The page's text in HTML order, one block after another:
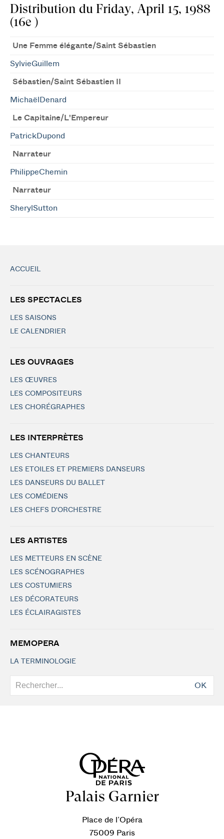
Distribution du Friday, April 15, 1988
(16e )
Une Femme élégante/Saint Sébastien
SylvieGuillem
Sébastien/Saint Sébastien II
MichaëlDenard
Le Capitaine/L'Empereur
PatrickDupond
Narrateur
PhilippeChemin
Narrateur
SherylSutton
ACCUEIL
LES SPECTACLES
LES SAISONS
LE CALENDRIER
LES OUVRAGES
LES ŒUVRES
LES COMPOSITEURS
LES CHORÉGRAPHES
LES INTERPRÈTES
LES CHANTEURS
LES ETOILES ET PREMIERS DANSEURS
LES DANSEURS DU BALLET
LES COMÉDIENS
LES CHEFS D'ORCHESTRE
LES ARTISTES
LES METTEURS EN SCÈNE
LES SCÉNOGRAPHES
LES COSTUMIERS
LES DÉCORATEURS
LES ÉCLAIRAGISTES
MEMOPERA
LA TERMINOLOGIE
OK
Palais Garnier
Place de l’Opéra
75009 Paris